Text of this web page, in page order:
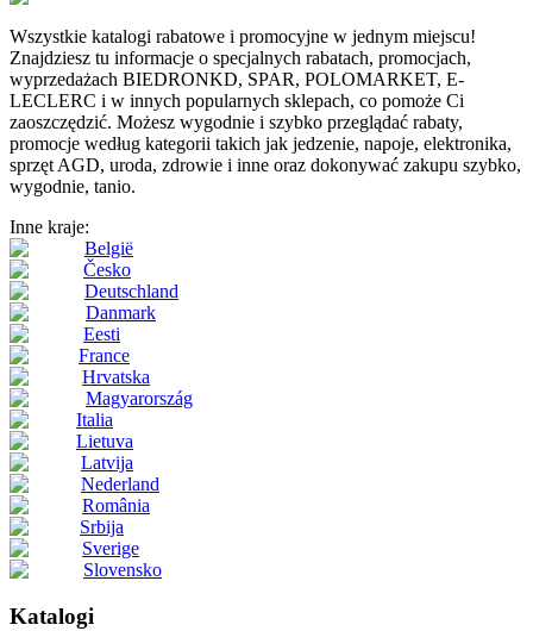
Wszystkie katalogi rabatowe i promocyjne w jednym miejscu!
Znajdziesz tu informacje o specjalnych rabatach, promocjach,
wyprzedażach BIEDRONKD, SPAR, POLOMARKET, E-
LECLERC i w innych popularnych sklepach, co pomoże Ci
zaoszczędzić. Możesz wygodnie i szybko przeglądać rabaty,
promocje według kategorii takich jak jedzenie, napoje, elektronika,
sprzęt AGD, uroda, zdrowie i inne oraz dokonywać zakupu szybko,
wygodnie, tanio.
Inne kraje:
België
Česko
Deutschland
Danmark
Eesti
France
Hrvatska
Magyarország
Italia
Lietuva
Latvija
Nederland
România
Srbija
Sverige
Slovensko
Katalogi